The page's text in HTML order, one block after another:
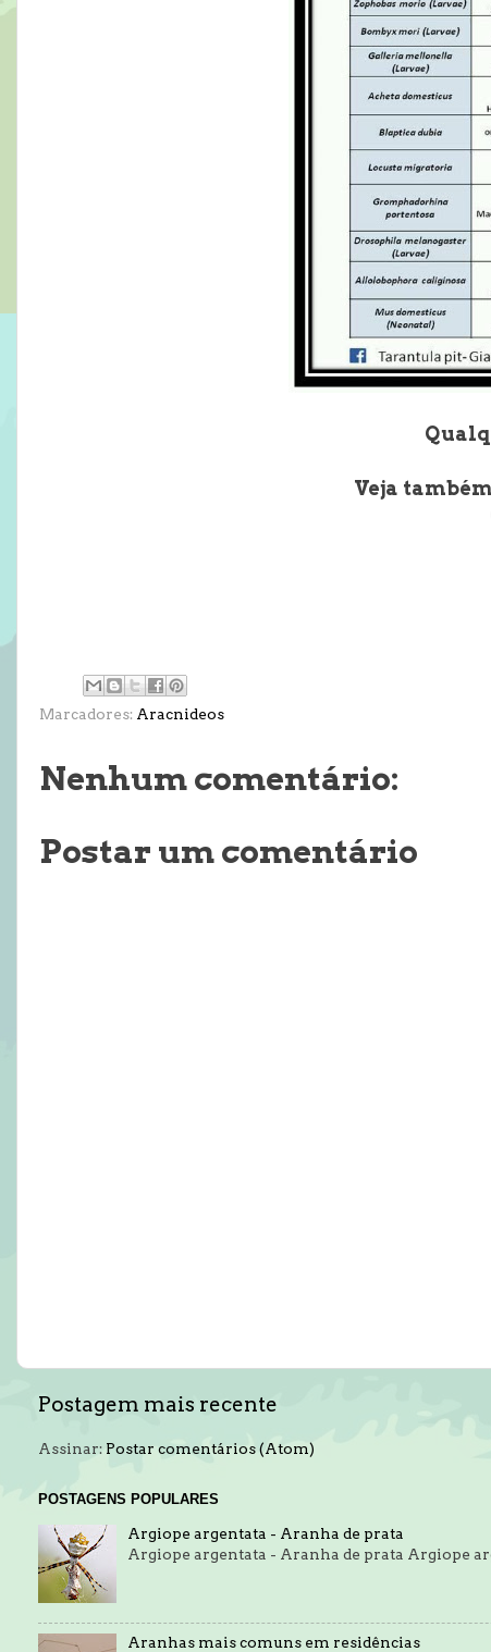
Veja
Marcadores: Aracnideos
Nenhum comentário:
Postar um comentário
Postagem mais recente
Assinar: Postar comentários (Atom)
POSTAGENS POPULARES
Argiope argentata - Aranha de prata
Argiope argentata - Aranha de prata Argiope
Aranhas mais comuns em residências